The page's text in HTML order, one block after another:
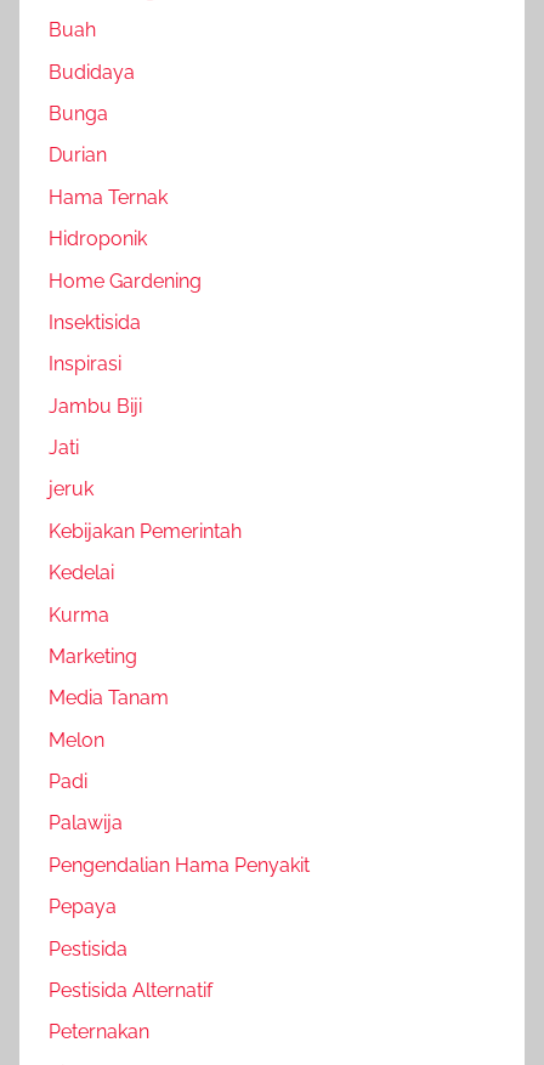
Buah
Budidaya
Bunga
Durian
Hama Ternak
Hidroponik
Home Gardening
Insektisida
Inspirasi
Jambu Biji
Jati
jeruk
Kebijakan Pemerintah
Kedelai
Kurma
Marketing
Media Tanam
Melon
Padi
Palawija
Pengendalian Hama Penyakit
Pepaya
Pestisida
Pestisida Alternatif
Peternakan